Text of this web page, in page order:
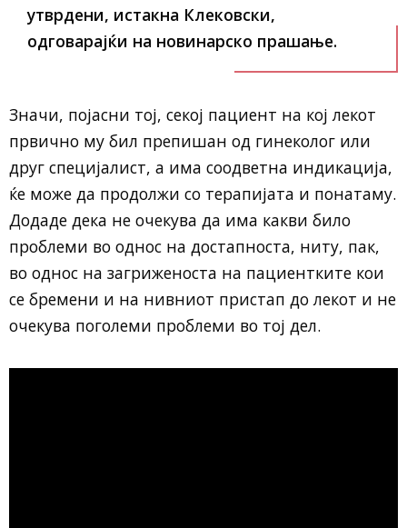
утврдени, истакна Клековски,
одговарајќи на новинарско прашање.
Значи, појасни тој, секој пациент на кој лекот
првично му бил препишан од гинеколог или
друг специјалист, а има соодветна индикација,
ќе може да продолжи со терапијата и понатаму.
Додаде дека не очекува да има какви било
проблеми во однос на достапноста, ниту, пак,
во однос на загриженоста на пациентките кои
се бремени и на нивниот пристап до лекот и не
очекува поголеми проблеми во тој дел.